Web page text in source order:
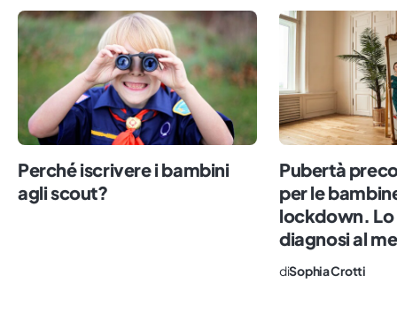
Perché iscrivere i bambini
agli scout?
Pubertà
per le
lockdown.
diagnosi al
diSophia Crotti